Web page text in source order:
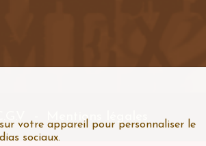
Mentions légales
votre appareil pour personnaliser le
sociaux.